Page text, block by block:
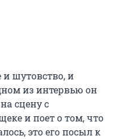
и шутовство, и
из интервью он
сцену с
и поет о том, что
это его посыл к